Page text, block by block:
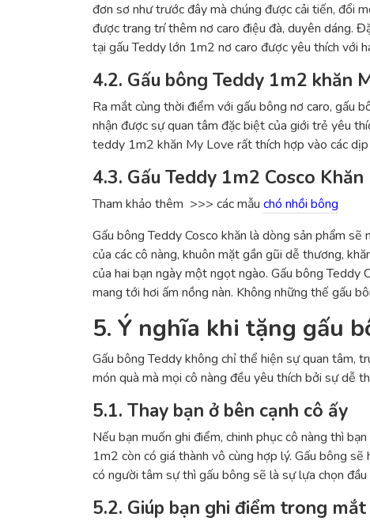
đơn sơ như trước đây mà chúng được cải tiến, đổi
được trang trí thêm nơ caro điệu đà, duyên dáng.
tại gấu Teddy lớn 1m2 nơ caro được yêu thích với
4.2. Gấu bông Teddy 1m2 khăn
Ra mắt cùng thời điểm với gấu bông nơ caro, gấu
nhận được sự quan tâm đặc biệt của giới trẻ yêu
teddy 1m2 khăn My Love rất thích hợp vào các dịp
4.3. Gấu Teddy 1m2 Cosco Khăn
Tham khảo thêm >>> các mẫu chó nhồi bông
Gấu bông Teddy Cosco khăn là dòng sản phẩm
của các cô nàng, khuôn mặt gần gũi dễ thương,
của hai bạn ngày một ngọt ngào. Gấu bông Teddy
mang tới hơi ấm nồng nàn. Không những thế gấu
5. Ý nghĩa khi tặng gấu
Gấu bông Teddy không chỉ thể hiện sự quan tâm,
món quà mà mọi cô nàng đều yêu thích bởi sự dễ
5.1. Thay bạn ở bên cạnh cô ấy
Nếu bạn muốn ghi điểm, chinh phục cô nàng thì
1m2 còn có giá thành vô cùng hợp lý. Gấu bông sẽ
có người tâm sự thì gấu bông sẽ là sự lựa chọn
5.2. Giúp bạn ghi điểm trong mắt